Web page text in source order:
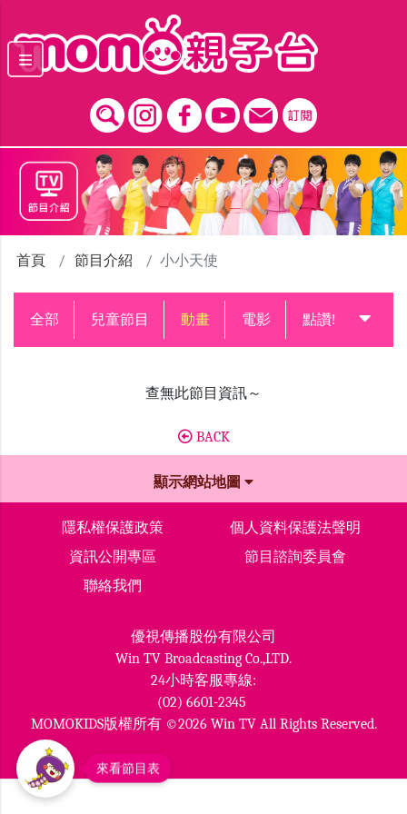
首頁 節目介紹 小小天使
全部 兒童節目 動畫 電影 點讚!升級中
查無此節目資訊～
BACK
顯示網站地圖
隱私權保護政策
個人資料保護法聲明
資訊公開專區
節目諮詢委員會
聯絡我們
優視傳播股份有限公司
Win TV Broadcasting Co.,LTD.
24小時客服專線:
(02) 6601-2345
MOMOKIDS版權所有 ©2026 Win TV All Rights Reserved.
來看節目表